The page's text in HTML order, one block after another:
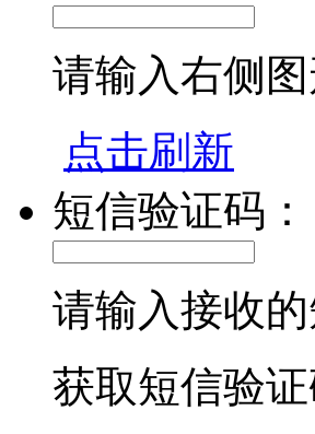
请输入右侧
点击刷新
短信验证码：
请输入接收
获取短信验